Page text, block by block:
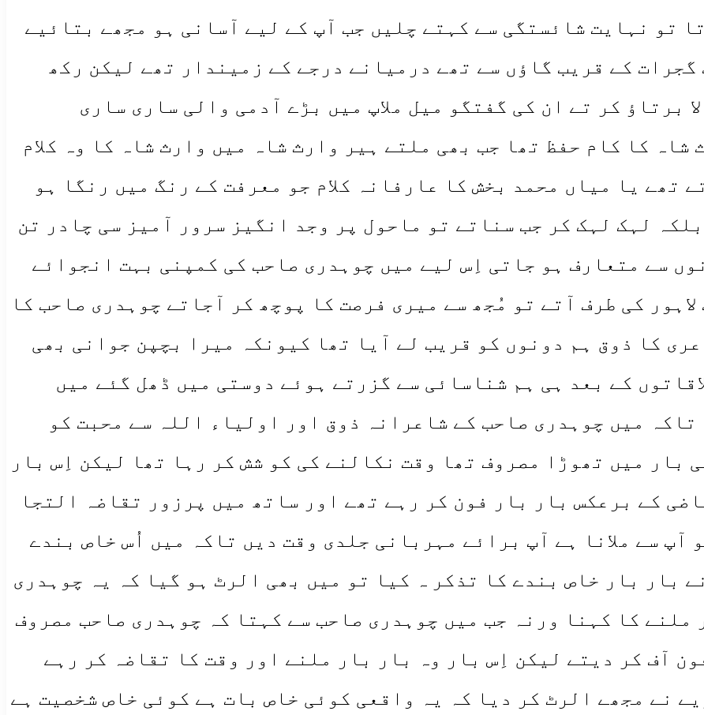
تو نہایت شائستگی سے کہتے چلیں جب آپ کے لیے آسانی ہو مجھے بتائیے
کے قریب گاؤں سے تھے درمیانے درجے کے زمیندار تھے لیکن رکھ
برتاؤ کر تے ان کی گفتگو میل ملاپ میں بڑے آدمی والی ساری ساری
کا کام حفظ تھا جب بھی ملتے ہیر وارث شاہ میں وارث شاہ کا وہ کلام
تھے یا میاں محمد بخش کا عارفانہ کلام جو معرفت کے رنگ میں رنگا ہو
لہک لہک کر جب سناتے تو ماحول پر وجد انگیز سرور آمیز سی چادر تن
سے متعارف ہو جاتی اِس لیے میں چوہدری صاحب کی کمپنی بہت انجوائے
کی طرف آتے تو مُجھ سے میری فرصت کا پوچھ کر آجاتے چوہدری صاحب کا
کا ذوق ہم دونوں کو قریب لے آیا تھا کیونکہ میرا بچپن جوانی بھی
کے بعد ہی ہم شناسائی سے گزرتے ہوئے دوستی میں ڈھل گئے میں
تاکہ میں چوہدری صاحب کے شاعرانہ ذوق اور اولیاء اللہ سے محبت کو
بار میں تھوڑا مصروف تھا وقت نکالنے کی کو شش کر رہا تھا لیکن اِس بار
کے برعکس بار بار فون کر رہے تھے اور ساتھ میں پرزور تقاضہ التجا
آپ سے ملانا ہے آپ برائے مہربانی جلدی وقت دیں تاکہ میں اُس خاص بندے
بار بار خاص بندے کا تذکر ہ کیا تو میں بھی الرٹ ہو گیا کہ یہ چوہدری
ملنے کا کہنا ورنہ جب میں چوہدری صاحب سے کہتا کہ چوہدری صاحب مصروف
آف کر دیتے لیکن اِس بار وہ بار بار ملنے اور وقت کا تقاضہ کر رہے
نے مجھے الرٹ کر دیا کہ یہ واقعی کوئی خاص بات ہے کوئی خاص شخصیت ہے